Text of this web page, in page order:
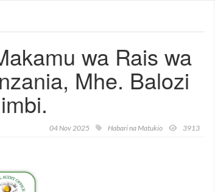
wa Rais wa
Mhe. Balozi
04 Nov 2025 Habari na Matukio 3913